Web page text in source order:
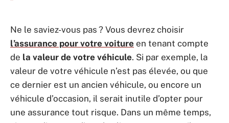
Ne le saviez-vous pas ? Vous devrez choisir
l’assurance pour votre voiture en tenant compte
de la valeur de votre véhicule. Si par exemple, la
valeur de votre véhicule n’est pas élevée, ou que
ce dernier est un ancien véhicule, ou encore un
véhicule d’occasion, il serait inutile d’opter pour
une assurance tout risque. Dans un même temps,